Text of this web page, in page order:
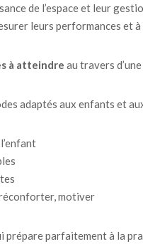
de l’espace et leur
leurs performances et
à atteindre au travers
adaptés aux enfants et
motiver
prépare parfaitement à la